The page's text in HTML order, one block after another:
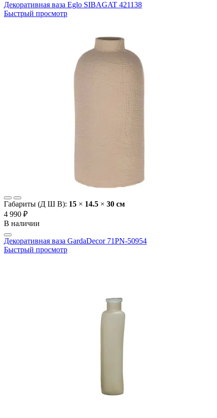
Декоративная ваза Eglo SIBAGAT 421138
Быстрый просмотр
Габариты (Д Ш В): 15 × 14.5 × 30 cм
4 990 ₽
В наличии
Декоративная ваза GardaDecor 71PN-50954
Быстрый просмотр